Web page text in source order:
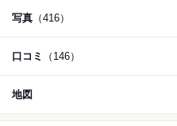
写真 （416）
口コミ （146）
地図